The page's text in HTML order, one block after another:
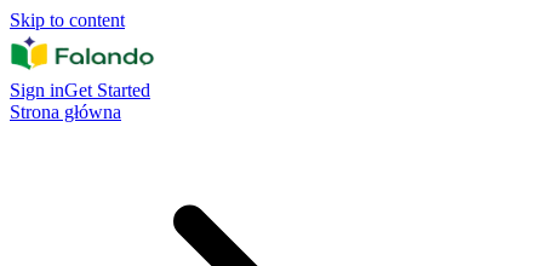
Skip to content
Sign inGet Started
Strona główna